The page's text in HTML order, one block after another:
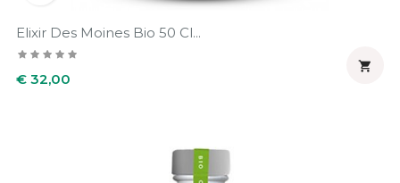
Elixir Des Moines Bio 50 Cl...
Prijs
€ 32,00
